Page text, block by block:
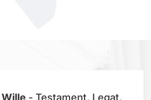
- Testament, Legat,